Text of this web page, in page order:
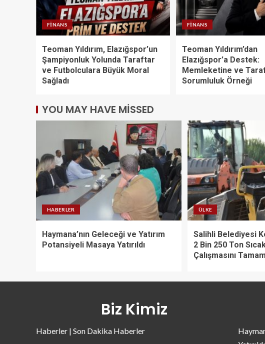
FINANS
Teoman Yıldırım, Elazığspor’un
Şampiyonluk Yolunda Taraftar
ve Futbolculara Büyük Moral
Sağladı
FINANS
Teoman Yıldırım’dan
Elazığspor’a Destek:
Memleketine ve
Sorumluluk Örneği
YOU MAY HAVE MISSED
HABERLER
Haymana’nın Geleceği ve Yatırım
Potansiyeli Masaya Yatırıldı
ÜLKE
Salihli Belediyesi
2 Bin 250 Ton
Çalışmasını
Biz Kimiz
Haberler | Son Dakika Haberler